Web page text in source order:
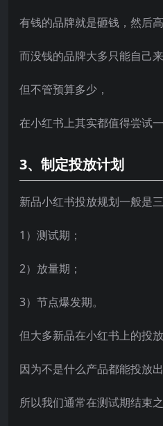
有钱的品牌就是砸钱，然后
而没钱的品牌大多只能自己
但不管预算多少，
在小红书上其实都值得尝试一
3、制定投放计划
新品小红书投放规划一般是
1）测试期；
2）放量期；
3）节点爆发期。
但大多新品在小红书上的投
因为不是什么产品都能投放
所以我们通常在测试期结束